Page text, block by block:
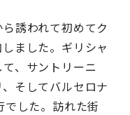
誘われて初めてク
ました。ギリシャ
、サントリーニ
そしてバルセロナ
した。訪れた街